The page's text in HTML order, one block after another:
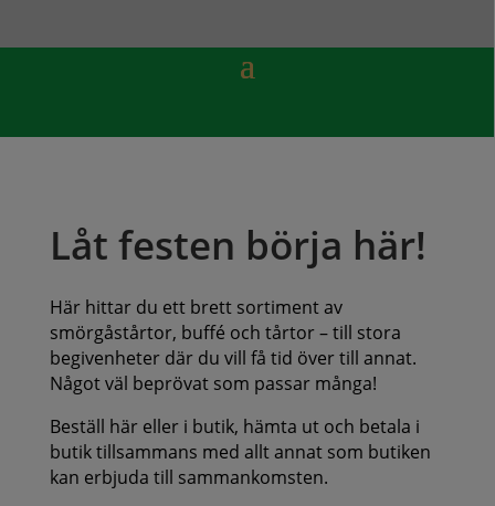
Låt festen börja här!
Här hittar du ett brett sortiment av
smörgåstårtor, buffé och tårtor – till stora
begivenheter där du vill få tid över till annat.
Något väl beprövat som passar många!
Beställ här eller i butik, hämta ut och betala i
butik tillsammans med allt annat som butiken
kan erbjuda till sammankomsten.